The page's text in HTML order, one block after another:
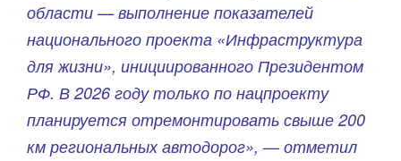
области — выполнение показателей
национального проекта «Инфраструктура
для жизни», инициированного Президентом
РФ. В 2026 году только по нацпроекту
планируется отремонтировать свыше 200
км региональных автодорог», — отметил